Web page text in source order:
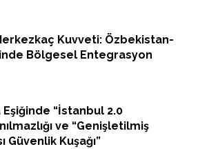
Kuvveti: Özbekistan-
Bölgesel Entegrasyon
“İstanbul 2.0
ve “Genişletilmiş
Güvenlik Kuşağı”